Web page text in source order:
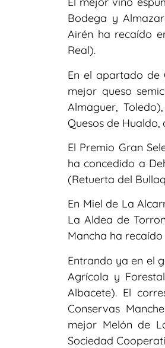
Bodega y
Airén ha recaído
Real).
En el apartado de
mejor queso
Almaguer,
Quesos de Hualdo,
El Premio Gran
ha concedido a
(Retuerta del
En Miel de La
La Aldea de
Mancha ha
Entrando ya en el
Agrícola y
Albacete). El
Conservas
mejor Melón de
Sociedad